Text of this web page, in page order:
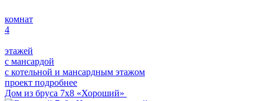
комнат
4
этажей
с мансардой
с котельной и мансардным этажом
проект подробнее
Дом из бруса 7х8 «Хороший»